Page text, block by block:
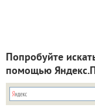
Попробуйте
помощью